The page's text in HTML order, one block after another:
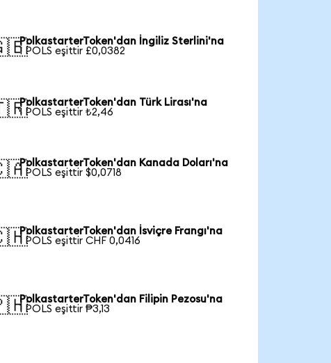
PolkastarterToken'dan İngiliz Sterlini'na
1 POLS eşittir £0,0382
PolkastarterToken'dan Türk Lirası'na
1 POLS eşittir ₺2,46
PolkastarterToken'dan Kanada Doları'na
1 POLS eşittir $0,0718
PolkastarterToken'dan İsviçre Frangı'na
1 POLS eşittir CHF 0,0416
PolkastarterToken'dan Filipin Pezosu'na
1 POLS eşittir ₱3,13